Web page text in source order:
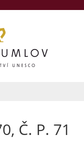
Č. P. 71